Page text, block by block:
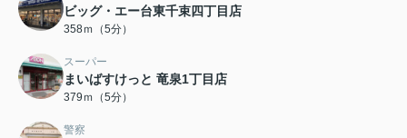
ビッグ・エー台東千束四丁目店
358ｍ（5分）
スーパー
まいばすけっと 竜泉1丁目店
379ｍ（5分）
警察